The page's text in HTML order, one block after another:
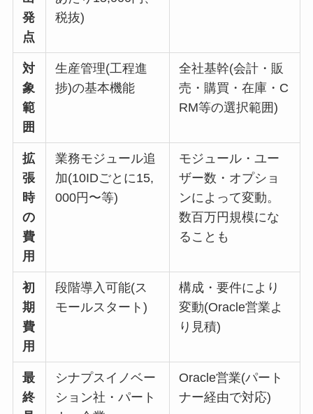
発
点
税抜)
対
象
範
囲
生産管理(工程進
捗)の基本機能
全社基幹(会計・販
売・購買・在庫・C
RM等の選択範囲)
拡
張
時
の
費
用
業務モジュール追
加(10IDごとに15,
000円〜等)
モジュール・ユー
ザー数・オプショ
ンによって変動。
数百万円規模にな
ることも
初
期
費
用
段階導入可能(ス
モールスタート)
構成・要件により
変動(Oracle営業よ
り見積)
最
終
シナプスイノベー
ション社・パート
Oracle営業(パート
ナー経由で対応)